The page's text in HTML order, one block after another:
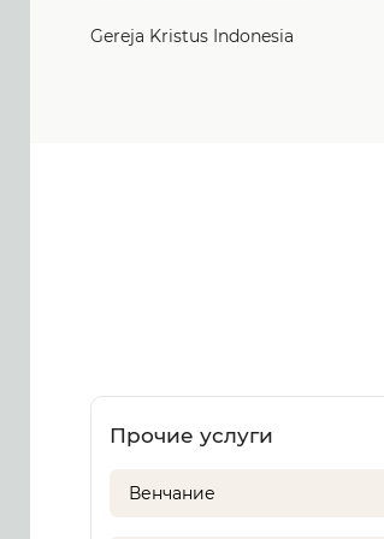
Gereja Kristus Indonesia
Прочие услуги
Венчание